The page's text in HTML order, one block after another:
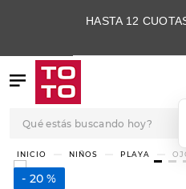
HASTA 12
NIÑOS PLAYA
20 %